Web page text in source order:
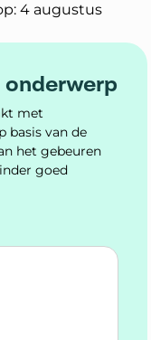
4 augustus
met
basis van de
het gebeuren
goed